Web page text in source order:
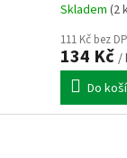
Skladem (2
111 Kč bez
134 Kč /
Do